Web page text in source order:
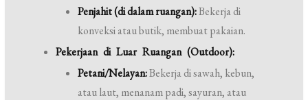
Penjahit (di dalam ruangan):Bekerja di
konveksi atau butik, membuat pakaian.
Pekerjaan di Luar Ruangan (Outdoor):
Petani/Nelayan:Bekerja di sawah, kebun,
atau laut, menanam padi, sayuran, atau